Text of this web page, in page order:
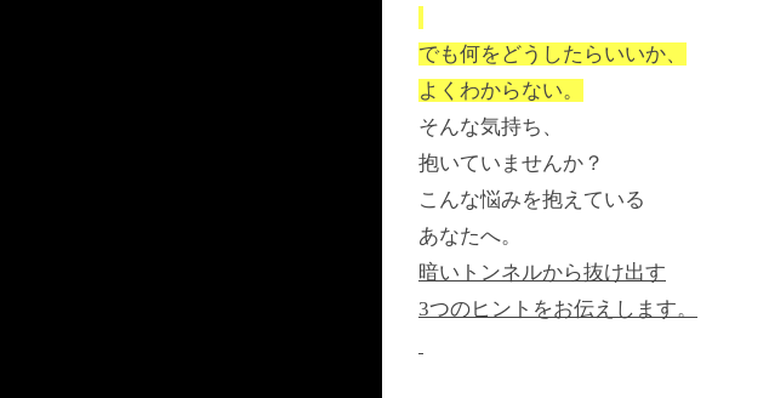
でも何をどうしたらいいか、
よくわからない。
そんな気持ち、
抱いていませんか？
こんな悩みを抱えている
あなたへ。
暗いトンネルから抜け出す
3つのヒントをお伝えします。